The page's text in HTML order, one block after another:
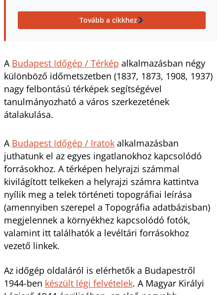
Tovább a cikkhez
A Budapest Időgép / Térkép alkalmazásban négy
különböző időmetszetben (1837, 1873, 1908, 1937)
nagy felbontású térképek segítségével
tanulmányozható a város szerkezetének
átalakulása.
A Budapest Időgép / Iratokalkalmazásban
juthatunk el az egyes ingatlanokhoz kapcsolódó
forrásokhoz. A térképen helyrajzi számmal
kivilágított telkeken a helyrajzi számra kattintva
nyílik meg a telek történeti topográfiai leírása
(amennyiben szerepel a Topográfia adatbázisban)
megjelennek a környékhez kapcsolódó fotók,
valamint itt találhatók a levéltári forrásokhoz
vezető linkek.
Az időgép oldaláról is elérhetők a Budapestről
1944-ben készült légi felvételek. A Magyar Királyi